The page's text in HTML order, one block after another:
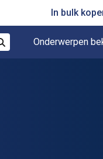
In bulk
Onderwerpen